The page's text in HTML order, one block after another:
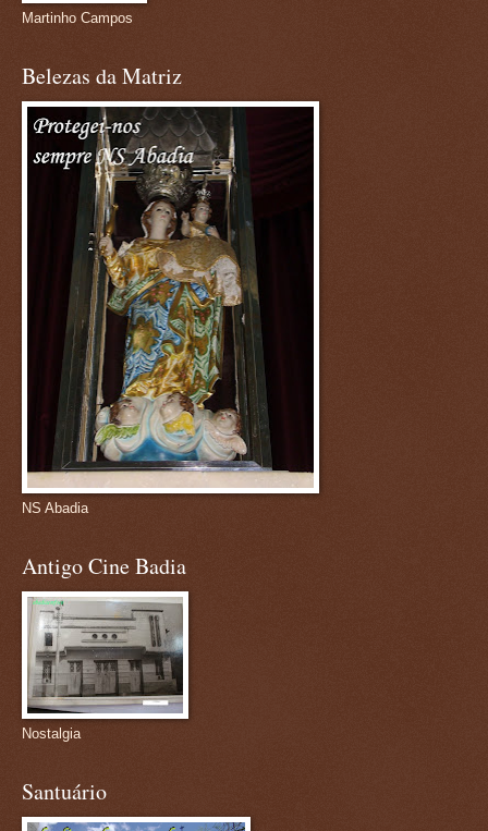
Martinho Campos
Belezas da Matriz
NS Abadia
Antigo Cine Badia
Nostalgia
Santuário